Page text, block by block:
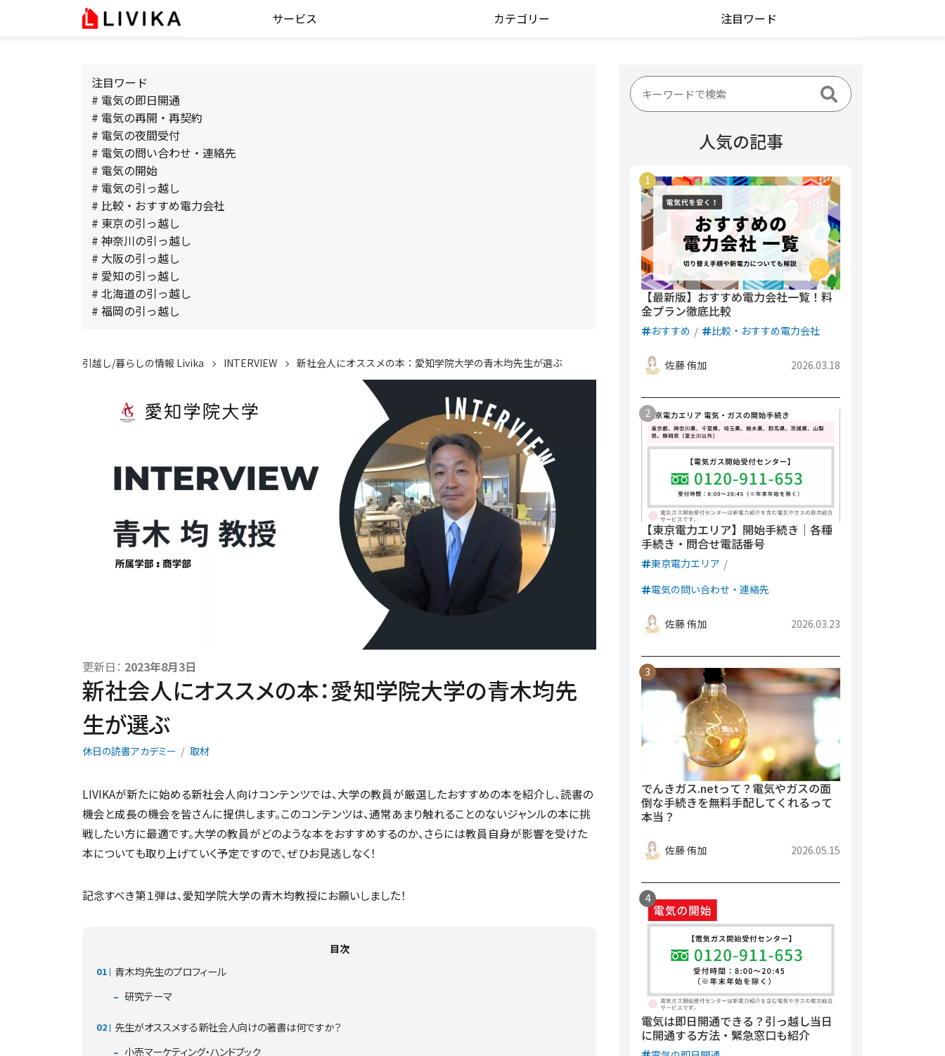
サービス カテゴリー 注目ワード
注目ワード
# 電気の即日開通
# 電気の再開・再契約
# 電気の夜間受付
# 電気の問い合わせ・連絡先
# 電気の開始
# 電気の引っ越し
# 比較・おすすめ電力会社
# 東京の引っ越し
# 神奈川の引っ越し
# 大阪の引っ越し
# 愛知の引っ越し
# 北海道の引っ越し
# 福岡の引っ越し
引越し/暮らしの情報 Livika INTERVIEW 新社会人にオススメの本：愛知学院大学の青木均先生が選ぶ
更新日： 2023年8月3日
新社会人にオススメの本：愛知学院大学の青木均先
生が選ぶ
休日の読書アカデミー 取材
LIVIKAが新たに始める新社会人向けコンテンツでは、大学の教員が厳選したおすすめの本を紹介し、読書の
機会と成長の機会を皆さんに提供します。このコンテンツは、通常あまり触れることのないジャンルの本に挑
戦したい方に最適です。大学の教員がどのような本をおすすめするのか、さらには教員自身が影響を受けた
本についても取り上げていく予定ですので、ぜひお見逃しなく！
記念すべき第１弾は、愛知学院大学の青木均教授にお願いしました！
目次
青木均先生のプロフィール
研究テーマ
先生がオススメする新社会人向けの著書は何ですか？
小売マーケティング・ハンドブック
人気の記事
【最新版】おすすめ電力会社一覧！料
金プラン徹底比較
おすすめ 比較・おすすめ電力会社
佐藤 侑加 2026.03.18
【東京電力エリア】開始手続き｜各種
手続き・問合せ電話番号
東京電力エリア
電気の問い合わせ・連絡先
佐藤 侑加 2026.03.23
でんきガス.netって？電気やガスの面
倒な手続きを無料手配してくれるって
本当？
佐藤 侑加 2026.05.15
電気は即日開通できる？引っ越し当日
に開通する方法・緊急窓口も紹介